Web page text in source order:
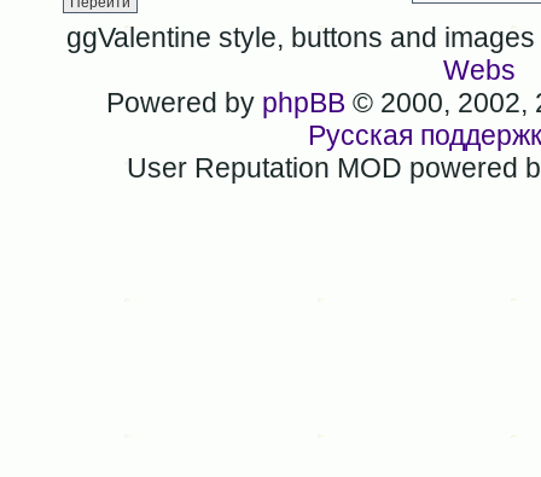
ggValentine style, buttons and
Webs
Powered by phpBB © 2000, 2002,
Русская
User Reputation MOD powered